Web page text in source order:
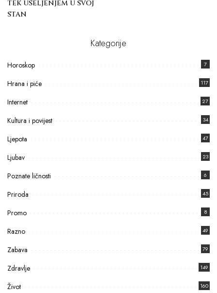
tek useljenjem u svoj
stan
Kategorije
Horoskop 7
Hrana i piće 117
Internet 27
Kultura i povijest 34
Ljepota 47
Ljubav 23
Poznate ličnosti 6
Priroda 45
Promo 8
Razno 49
Zabava 79
Zdravlje 149
Život 160